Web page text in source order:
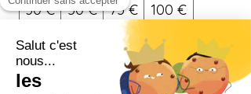
30 €
50 € 75 €
100 €
150 €
200 € 250 €
300 €
Ander bedrag